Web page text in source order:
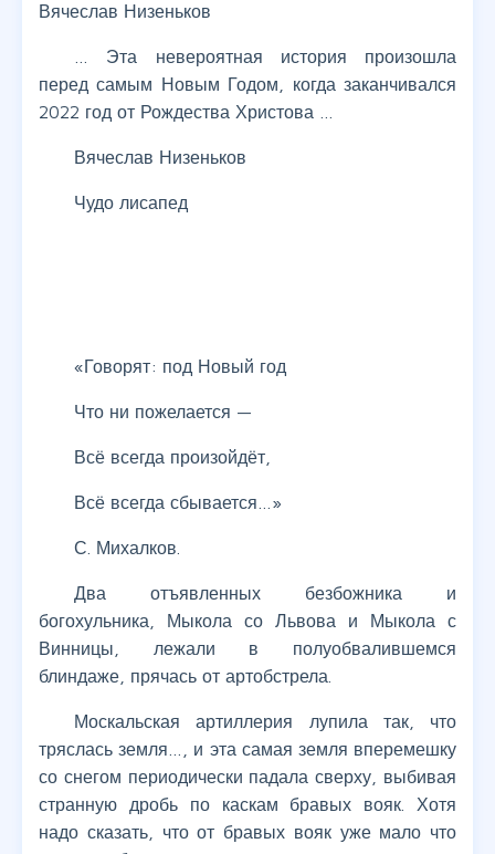
Вячеслав Низеньков
… Эта невероятная история произошла
перед самым Новым Годом, когда заканчивался
2022 год от Рождества Христова …
Вячеслав Низеньков
Чудо лисапед
«Говорят: под Новый год
Что ни пожелается —
Всё всегда произойдёт,
Всё всегда сбывается…»
С. Михалков.
Два отъявленных безбожника и
богохульника, Мыкола со Львова и Мыкола с
Винницы, лежали в полуобвалившемся
блиндаже, прячась от артобстрела.
Москальская артиллерия лупила так, что
тряслась земля…, и эта самая земля вперемешку
со снегом периодически падала сверху, выбивая
странную дробь по каскам бравых вояк. Хотя
надо сказать, что от бравых вояк уже мало что